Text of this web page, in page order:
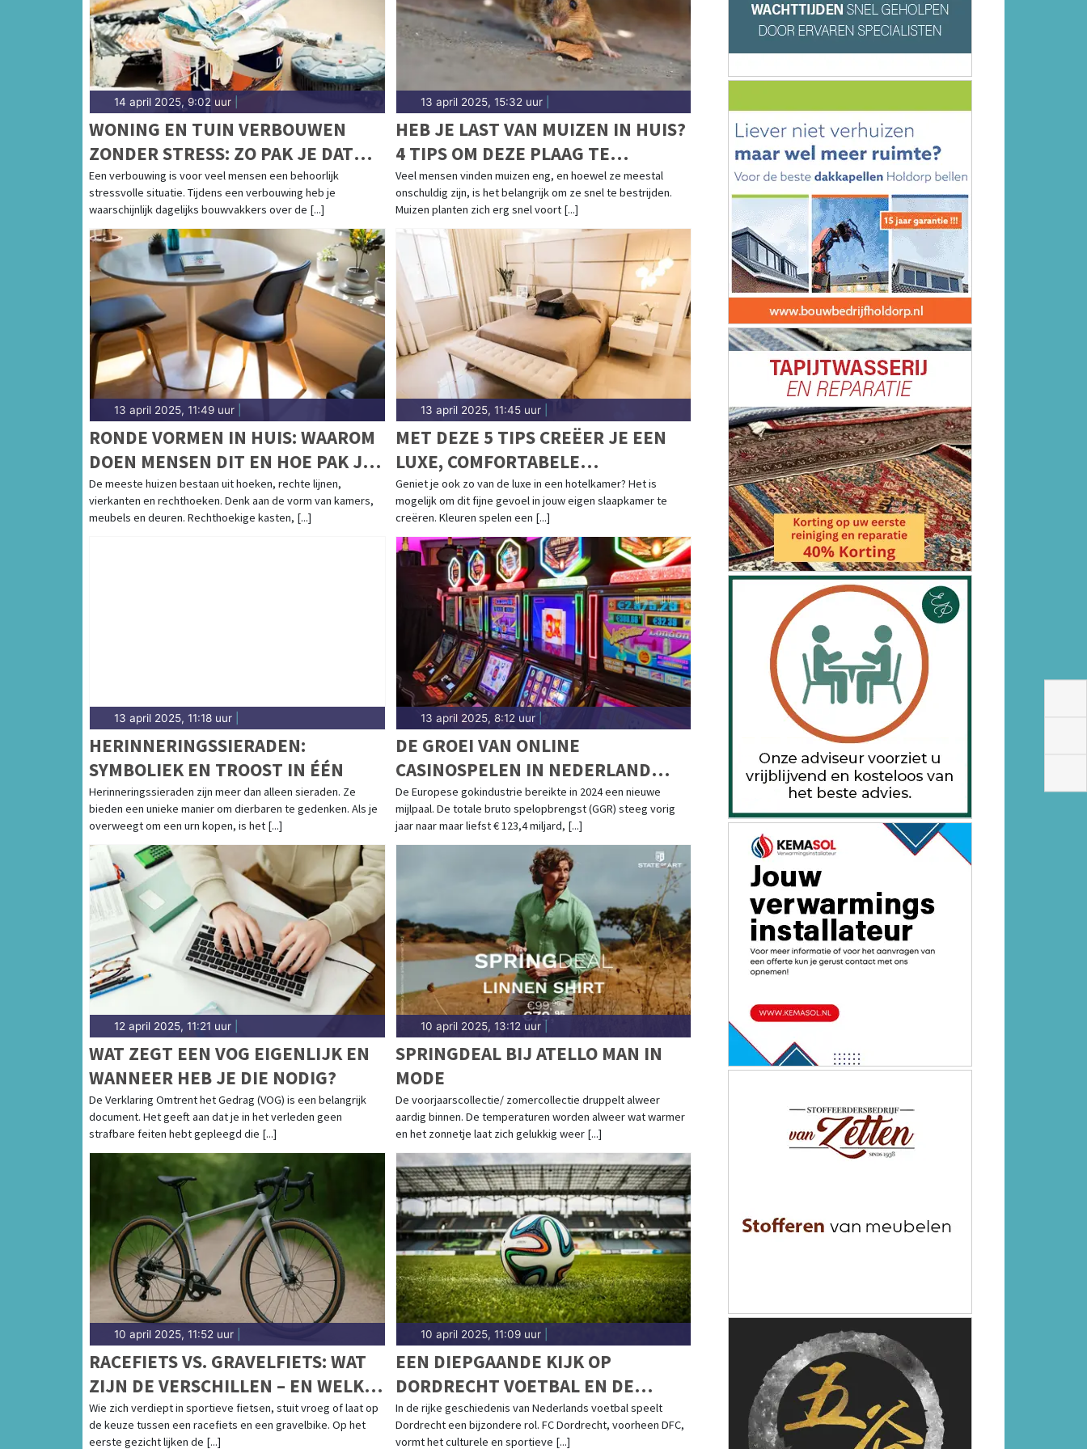
Coolplein in Heerhugowaard of het Waagplein in Alkmaar. Algemeen nieuws over het weer in de
regio vind je hier!
14 april 2025, 9:02 uur
WONING EN TUIN VERBOUWEN
ZONDER STRESS: ZO PAK JE DAT
AAN!
Een verbouwing is voor veel mensen een behoorlijk
stressvolle situatie. Tijdens een verbouwing heb je
waarschijnlijk dagelijks bouwvakkers over de [...]
13 april 2025, 15:32 uur|
HEB JE LAST VAN MUIZEN IN HUIS?
4 TIPS OM DEZE PLAAG TE
BESTRIJDEN!
Veel mensen vinden muizen eng, en hoewel ze meestal
onschuldig zijn, is het belangrijk om ze snel te bestrijden.
Muizen planten zich erg snel voort [...]
13 april 2025, 11:49 uur
RONDE VORMEN IN HUIS: WAAROM
DOEN MENSEN DIT EN HOE PAK JE
DIT AAN?
De meeste huizen bestaan uit hoeken, rechte lijnen,
vierkanten en rechthoeken. Denk aan de vorm van kamers,
meubels en deuren. Rechthoekige kasten, [...]
13 april 2025, 11:45 uur|
MET DEZE 5 TIPS CREËER JE EEN
LUXE, COMFORTABELE
SLAAPKAMER
Geniet je ook zo van de luxe in een hotelkamer? Het is
mogelijk om dit fijne gevoel in jouw eigen slaapkamer te
creëren. Kleuren spelen een [...]
13 april 2025, 11:18 uur
HERINNERINGSSIERADEN:
SYMBOLIEK EN TROOST IN ÉÉN
Herinneringssieraden zijn meer dan alleen sieraden. Ze
bieden een unieke manier om dierbaren te gedenken. Als je
overweegt om een urn kopen, is het [...]
13 april 2025, 8:12 uur|
DE GROEI VAN ONLINE
CASINOSPELEN IN NEDERLAND
ROEPT ALLERLEI REGULERING
VRAGEN OP
De Europese gokindustrie bereikte in 2024 een nieuwe
mijlpaal. De totale bruto spelopbrengst (GGR) steeg vorig
jaar naar maar liefst € 123,4 miljard, [...]
12 april 2025, 11:21 uur
WAT ZEGT EEN VOG EIGENLIJK EN
WANNEER HEB JE DIE NODIG?
De Verklaring Omtrent het Gedrag (VOG) is een belangrijk
document. Het geeft aan dat je in het verleden geen
strafbare feiten hebt gepleegd die [...]
10 april 2025, 13:12 uur|
SPRINGDEAL BIJ ATELLO MAN IN
MODE
De voorjaarscollectie/ zomercollectie druppelt alweer
aardig binnen. De temperaturen worden alweer wat warmer
en het zonnetje laat zich gelukkig weer [...]
10 april 2025, 11:52 uur
RACEFIETS VS. GRAVELFIETS: WAT
ZIJN DE VERSCHILLEN – EN WELKE
PAST BIJ JOU?
Wie zich verdiept in sportieve fietsen, stuit vroeg of laat op
de keuze tussen een racefiets en een gravelbike. Op het
eerste gezicht lijken de [...]
10 april 2025, 11:09 uur|
EEN DIEPGAANDE KIJK OP
DORDRECHT VOETBAL EN DE
LOKALE GESCHIEDENIS
In de rijke geschiedenis van Nederlands voetbal speelt
Dordrecht een bijzondere rol. FC Dordrecht, voorheen DFC,
vormt het culturele en sportieve [...]